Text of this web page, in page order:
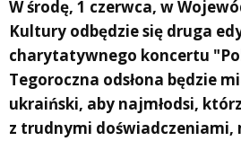
W środę, 1 czerwca, w
Kultury odbędzie się druga
charytatywnego koncertu
Tegoroczna odsłona będzie
ukraiński, aby najmłodsi,
z trudnymi doświadczeniami,